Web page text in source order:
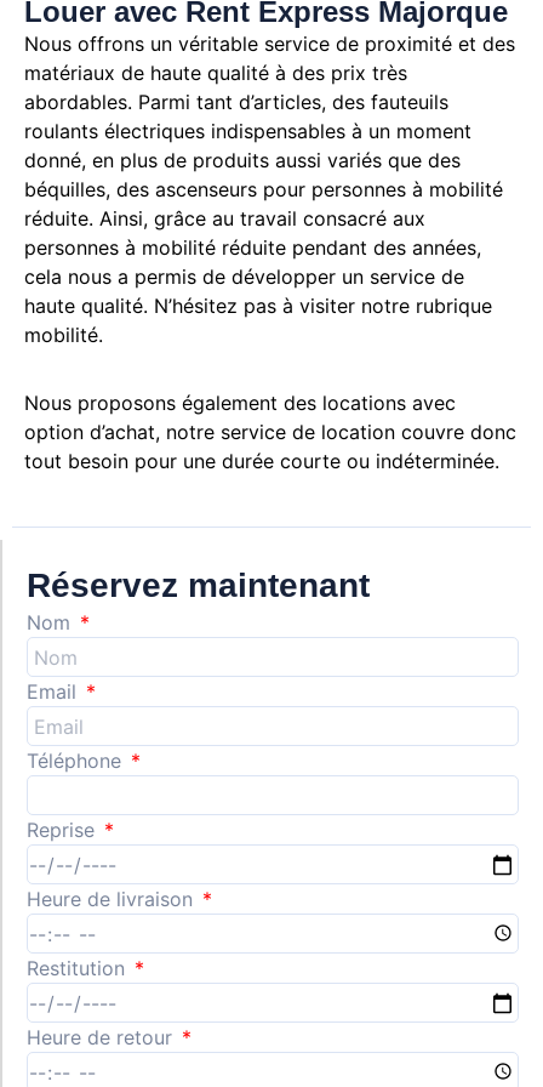
Louer avec Rent Express Majorque
Nous offrons un véritable service de proximité et des
matériaux de haute qualité à des prix très
abordables. Parmi tant d’articles, des fauteuils
roulants électriques indispensables à un moment
donné, en plus de produits aussi variés que des
béquilles, des ascenseurs pour personnes à mobilité
réduite. Ainsi, grâce au travail consacré aux
personnes à mobilité réduite pendant des années,
cela nous a permis de développer un service de
haute qualité. N’hésitez pas à visiter notre rubrique
mobilité.
Nous proposons également des locations avec
option d’achat, notre service de location couvre donc
tout besoin pour une durée courte ou indéterminée.
Réservez maintenant
Nom
Email
Téléphone
Reprise
Heure de livraison
Restitution
Heure de retour